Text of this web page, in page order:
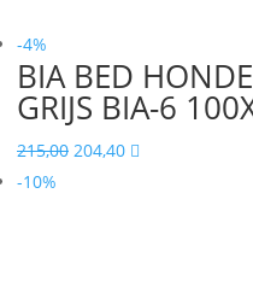
-4%
BIA BED
GRIJS BIA-6
215,00 Oorspronkelijke
204,40Huidige

-10%